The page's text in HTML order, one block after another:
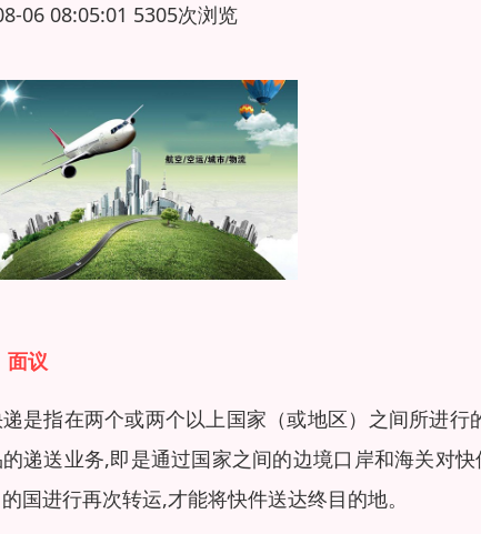
06 08:05:01 5305次浏览
面议
是指在两个或两个以上国家（或地区）之间所进
递送业务,即是通过国家之间的边境口岸和海关对
国进行再次转运,才能将快件送达终目的地。